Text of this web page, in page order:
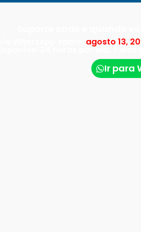
agosto 13,
disponível 24 horas por dia, 7 dias
Ir para